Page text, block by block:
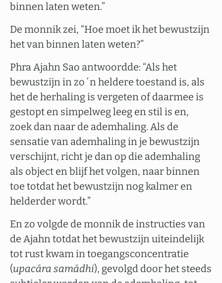
binnen laten weten.”
De monnik zei, “Hoe moet ik het bewustzijn
het van binnen laten weten?”
Phra Ajahn Sao antwoordde: “Als het
bewustzijn in zo´n heldere toestand is, als
het de herhaling is vergeten of daarmee is
gestopt en simpelweg leeg en stil is en,
zoek dan naar de ademhaling. Als de
sensatie van ademhaling in je bewustzijn
verschijnt, richt je dan op die ademhaling
als object en blijf het volgen, naar binnen
toe totdat het bewustzijn nog kalmer en
helderder wordt.”
En zo volgde de monnik de instructies van
de Ajahn totdat het bewustzijn uiteindelijk
tot rust kwam in toegangsconcentratie
(upacāra samādhi), gevolgd door het steeds